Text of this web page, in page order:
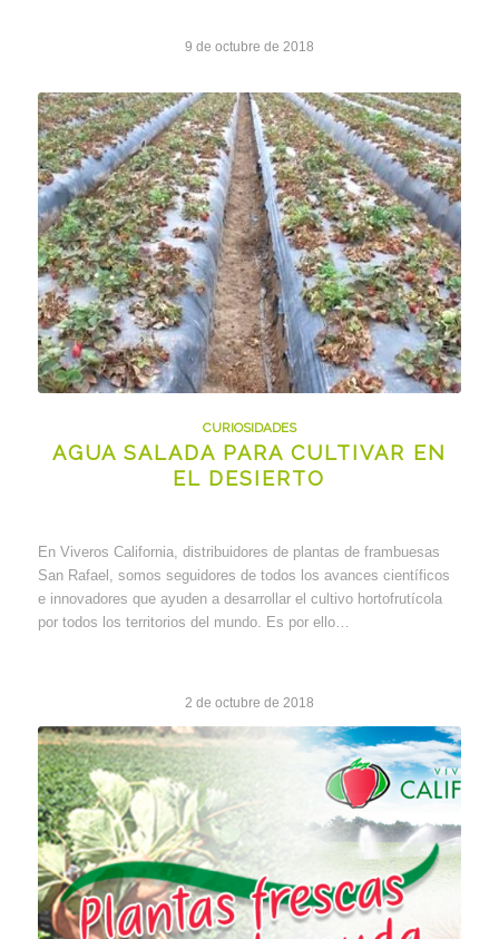
9 de octubre de 2018
CURIOSIDADES
AGUA SALADA PARA CULTIVAR EN
EL DESIERTO
En Viveros California, distribuidores de plantas de frambuesas
San Rafael, somos seguidores de todos los avances científicos
e innovadores que ayuden a desarrollar el cultivo hortofrutícola
por todos los territorios del mundo. Es por ello…
2 de octubre de 2018